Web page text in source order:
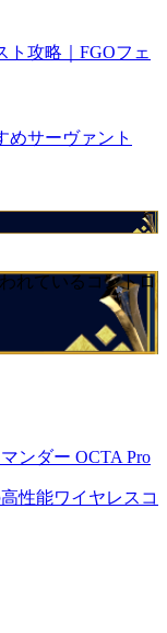
ト攻略｜FGOフェ
めサーヴァント
れているコントロ
ンダー OCTA Pro
性能ワイヤレスコ